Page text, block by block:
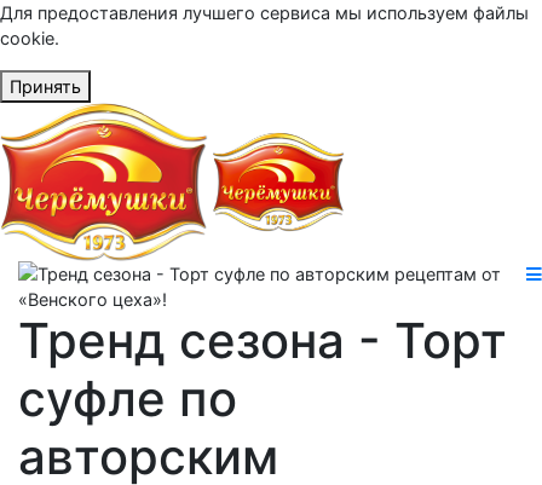
Для предоставления лучшего сервиса мы используем файлы
cookie.
Принять
Тренд сезона - Торт
суфле по
авторским